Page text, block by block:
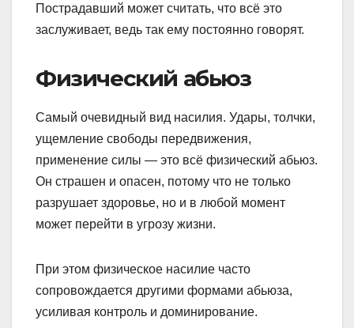
Пострадавший может считать, что всё это
заслуживает, ведь так ему постоянно говорят.
Физический абьюз
Самый очевидный вид насилия. Удары, толчки,
ущемление свободы передвижения,
применение силы — это всё физический абьюз.
Он страшен и опасен, потому что не только
разрушает здоровье, но и в любой момент
может перейти в угрозу жизни.
При этом физическое насилие часто
сопровождается другими формами абьюза,
усиливая контроль и доминирование.